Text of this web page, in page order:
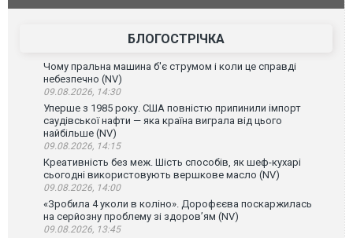
зіркового футболіста Мохамеда Салаха
БЛОГОСТРІЧКА
Чому пральна машина б'є струмом і коли це справді
небезпечно (NV)
09.08.2026, 14:30
Уперше з 1985 року. США повністю припинили імпорт
саудівської нафти — яка країна виграла від цього
найбільше (NV)
09.08.2026, 14:15
Креативність без меж. Шість способів, як шеф-кухарі
сьогодні використовують вершкове масло (NV)
09.08.2026, 14:00
«Зробила 4 уколи в коліно». Дорофєєва поскаржилась
на серйозну проблему зі здоров’ям (NV)
09.08.2026, 13:45